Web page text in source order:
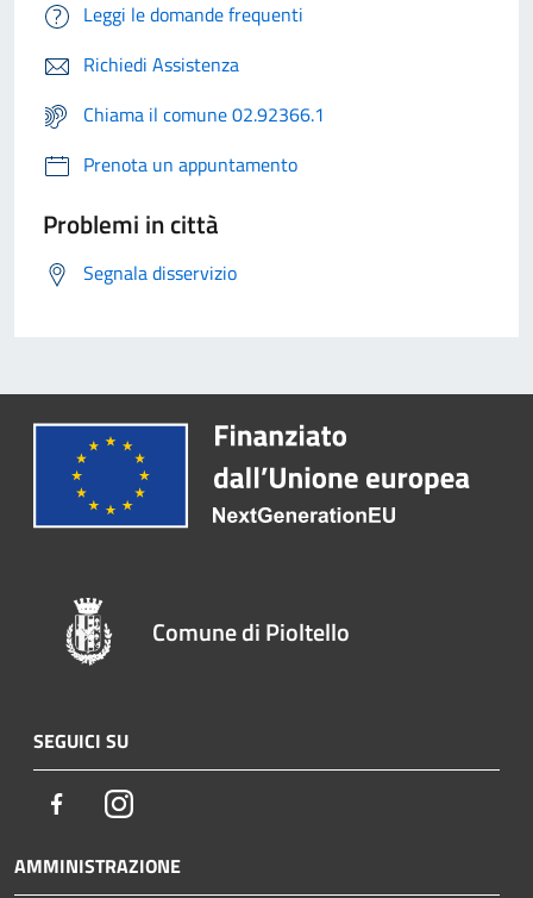
Leggi le domande frequenti
Richiedi Assistenza
Chiama il comune 02.92366.1
Prenota un appuntamento
Problemi in città
Segnala disservizio
Comune di Pioltello
SEGUICI SU
FacebookInstagram
AMMINISTRAZIONE